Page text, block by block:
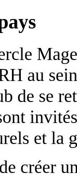
au
de se
et la
créer